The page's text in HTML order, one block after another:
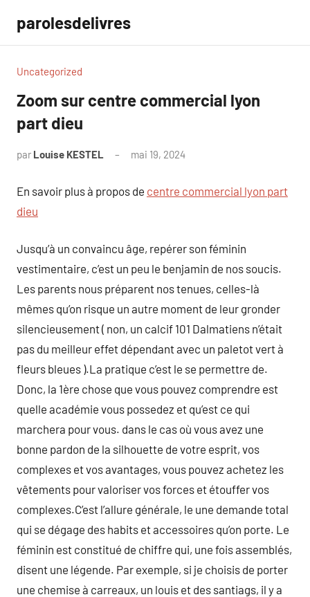
contenu
parolesdelivres
Uncategorized
Zoom sur centre commercial lyon
part dieu
par Louise KESTEL mai 19, 2024
En savoir plus à propos de centre commercial lyon part
dieu
Jusqu’à un convaincu âge, repérer son féminin
vestimentaire, c’est un peu le benjamin de nos soucis.
Les parents nous préparent nos tenues, celles-là
mêmes qu’on risque un autre moment de leur gronder
silencieusement ( non, un calcif 101 Dalmatiens n’était
pas du meilleur effet dépendant avec un paletot vert à
fleurs bleues ).La pratique c’est le se permettre de.
Donc, la 1ère chose que vous pouvez comprendre est
quelle académie vous possedez et qu’est ce qui
marchera pour vous. dans le cas où vous avez une
bonne pardon de la silhouette de votre esprit, vos
complexes et vos avantages, vous pouvez achetez les
vêtements pour valoriser vos forces et étouffer vos
complexes.C’est l’allure générale, le une demande total
qui se dégage des habits et accessoires qu’on porte. Le
féminin est constitué de chiffre qui, une fois assemblés,
disent une légende. Par exemple, si je choisis de porter
une chemise à carreaux, un louis et des santiags, il y a